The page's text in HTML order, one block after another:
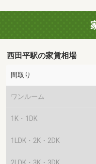
西田平駅の家賃相場
間取り
ワンルーム
1K・1DK
1LDK・2K・2DK
2LDK・3K・3DK